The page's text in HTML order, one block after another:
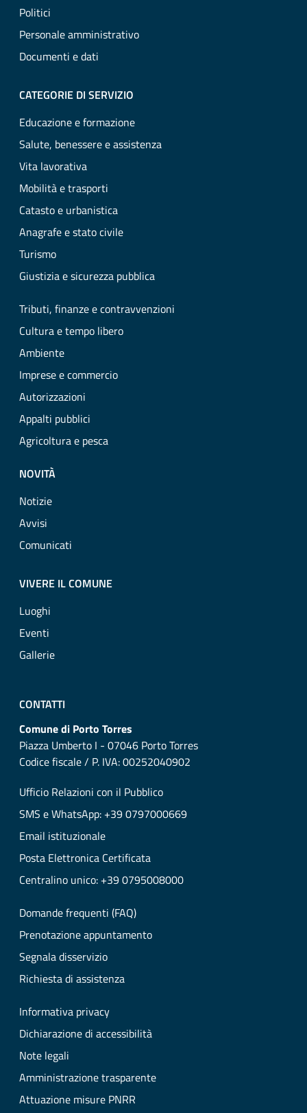
Politici
Personale amministrativo
Documenti e dati
CATEGORIE DI SERVIZIO
Educazione e formazione
Salute, benessere e assistenza
Vita lavorativa
Mobilità e trasporti
Catasto e urbanistica
Anagrafe e stato civile
Turismo
Giustizia e sicurezza pubblica
Tributi, finanze e contravvenzioni
Cultura e tempo libero
Ambiente
Imprese e commercio
Autorizzazioni
Appalti pubblici
Agricoltura e pesca
NOVITÀ
Notizie
Avvisi
Comunicati
VIVERE IL COMUNE
Luoghi
Eventi
Gallerie
CONTATTI
Comune di Porto Torres
Piazza Umberto I - 07046 Porto Torres
Codice fiscale / P. IVA: 00252040902
Ufficio Relazioni con il Pubblico
SMS e WhatsApp: +39 0797000669
Email istituzionale
Posta Elettronica Certificata
Centralino unico: +39 0795008000
Domande frequenti (FAQ)
Prenotazione appuntamento
Segnala disservizio
Richiesta di assistenza
Informativa privacy
Dichiarazione di accessibilità
Note legali
Amministrazione trasparente
Attuazione misure PNRR